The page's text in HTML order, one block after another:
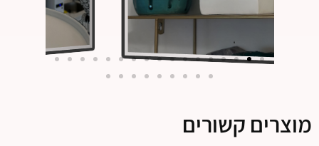
מוצרים קשורים